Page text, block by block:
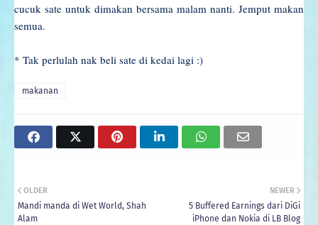
cucuk sate untuk dimakan bersama malam nanti. Jemput makan
semua.
* Tak perlulah nak beli sate di kedai lagi :)
makanan
NEWER
5 Buffered Earnings dari DiGi
iPhone dan Nokia di LB Blog
OLDER
Mandi manda di Wet World, Shah
Alam